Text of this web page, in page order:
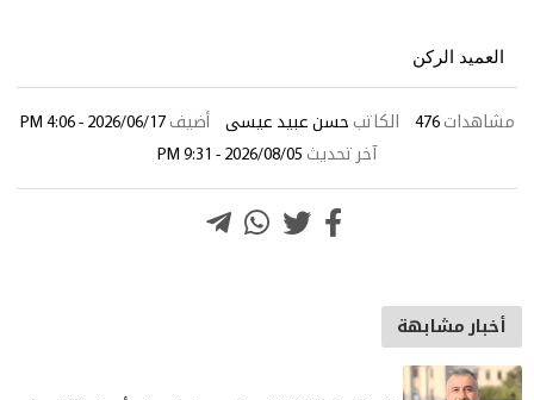
العميد الركن
مشاهدات 476 الكاتب حسن عبيد عيسى أضيف 2026/06/17 - 4:06 PM
آخر تحديث 2026/08/05 - 9:31 PM
أخبار مشابهة